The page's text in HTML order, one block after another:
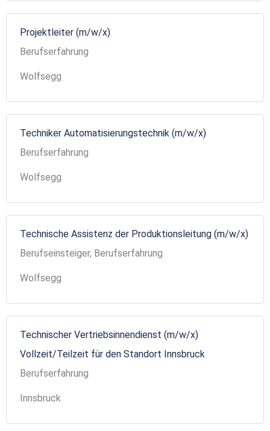
Projektleiter (m/w/x)
Berufserfahrung
Wolfsegg
Techniker Automatisierungstechnik (m/w/x)
Berufserfahrung
Wolfsegg
Technische Assistenz der Produktionsleitung (m/w/x)
Berufseinsteiger, Berufserfahrung
Wolfsegg
Technischer Vertriebsinnendienst (m/w/x)
Vollzeit/Teilzeit für den Standort Innsbruck
Berufserfahrung
Innsbruck